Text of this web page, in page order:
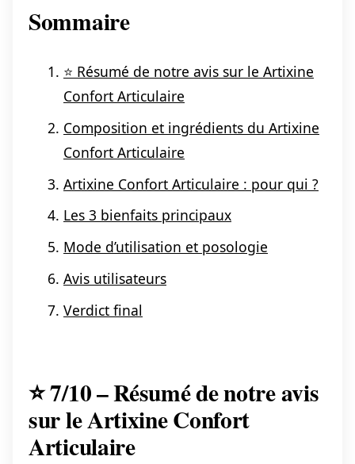
Sommaire
⭐ Résumé de notre avis sur le Artixine
Confort Articulaire
Composition et ingrédients du Artixine
Confort Articulaire
Artixine Confort Articulaire : pour qui ?
Les 3 bienfaits principaux
Mode d’utilisation et posologie
Avis utilisateurs
Verdict final
⭐ 7/10 – Résumé de notre avis
sur le Artixine Confort
Articulaire